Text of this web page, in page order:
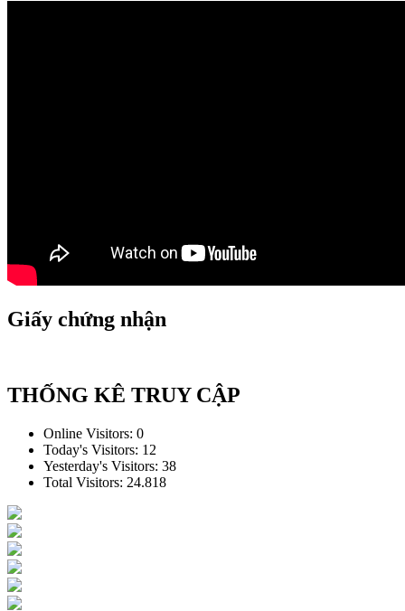
Giấy chứng nhận
THỐNG KÊ TRUY CẬP
Online Visitors: 0
Today's Visitors: 12
Yesterday's Visitors: 38
Total Visitors: 24.818